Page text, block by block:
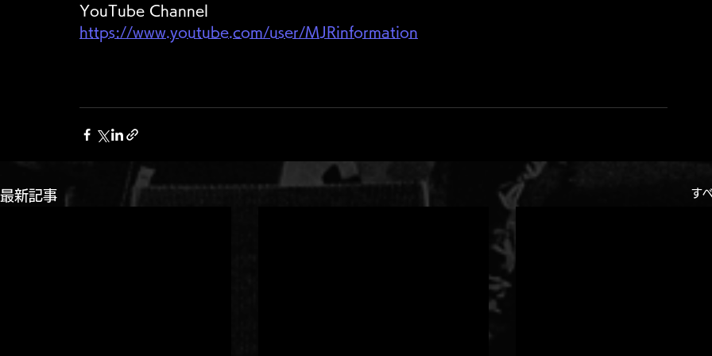
YouTube Channel
https://www.youtube.com/user/MJRinformation
最新記事 す